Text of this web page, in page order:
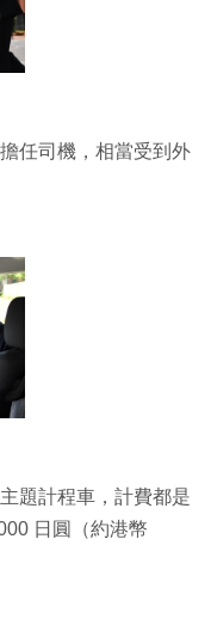
任司機，相當受到外
題計程車，計費都是
日圓（約港幣